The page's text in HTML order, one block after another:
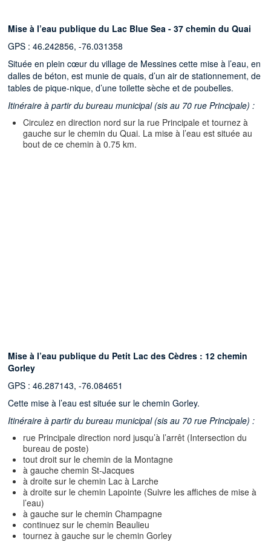
Mise à l’eau publique du Lac Blue Sea - 37 chemin du Quai
GPS : 46.242856, -76.031358
Située en plein cœur du village de Messines cette mise à l’eau, en
dalles de béton, est munie de quais, d’un air de stationnement, de
tables de pique-nique, d’une toilette sèche et de poubelles.
Itinéraire à partir du bureau municipal (sis au 70 rue Principale) :
Circulez en direction nord sur la rue Principale et tournez à
gauche sur le chemin du Quai. La mise à l’eau est située au
bout de ce chemin à 0.75 km.
Mise à l’eau publique du Petit Lac des Cèdres : 12 chemin
Gorley
GPS : 46.287143, -76.084651
Cette mise à l’eau est située sur le chemin Gorley.
Itinéraire à partir du bureau municipal (sis au 70 rue Principale) :
rue Principale direction nord jusqu’à l’arrêt (Intersection du
bureau de poste)
tout droit sur le chemin de la Montagne
à gauche chemin St-Jacques
à droite sur le chemin Lac à Larche
à droite sur le chemin Lapointe (Suivre les affiches de mise à
l’eau)
à gauche sur le chemin Champagne
continuez sur le chemin Beaulieu
tournez à gauche sur le chemin Gorley